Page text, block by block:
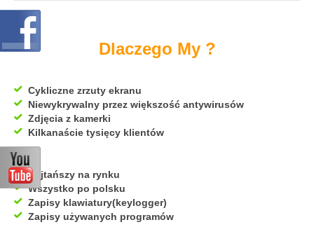
Dlaczego My ?
Cykliczne zrzuty ekranu
Niewykrywalny przez większość antywirusów
Zdjęcia z kamerki
Kilkanaście tysięcy klientów
Najtańszy na rynku
Wszystko po polsku
Zapisy klawiatury(keylogger)
Zapisy używanych programów